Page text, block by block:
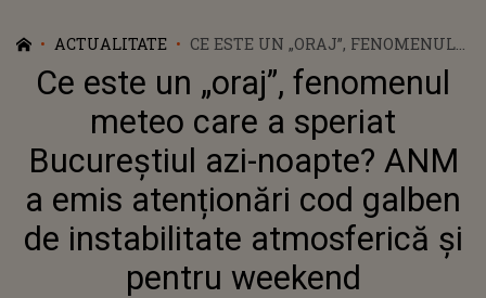
ACTUALITATE
CE ESTE UN „ORAJ”, FENOMENUL
METEO CARE A SPERIAT
BUCUREȘTIUL AZI-NOAPTE? ANM
A EMIS ATENȚIONĂRI COD
GALBEN DE INSTABILITATE
ATMOSFERICĂ ȘI PENTRU
Ce este un „oraj”, fenomenul
meteo care a speriat
Bucureștiul azi-noapte? ANM
a emis atenționări cod galben
de instabilitate atmosferică și
pentru weekend